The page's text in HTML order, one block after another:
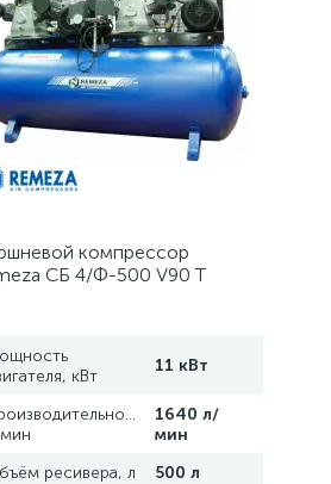
компрессор
СБ 4/Ф-500 V90 T
кВт
11 кВт
1640 л/
мин
ресивера, л
500 л